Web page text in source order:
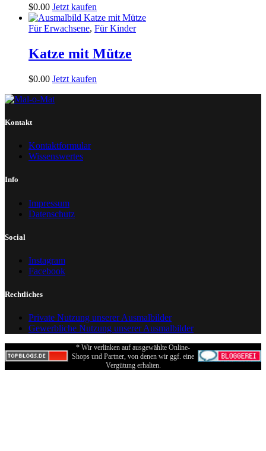
$0.00 Jetzt kaufen
Für Erwachsene, Für Kinder
Katze mit Mütze
$0.00 Jetzt kaufen
Kontakt
Kontaktformular
Wissenswertes
Info
Impressum
Datenschutz
Social
Instagram
Facebook
Rechtliches
Private Nutzung unserer Ausmalbilder
Gewerbliche Nutzung unserer Ausmalbilder
* Wir verlinken auf ausgewählte Online-
Shops und Partner, von denen wir ggf. eine
Vergütung erhalten.